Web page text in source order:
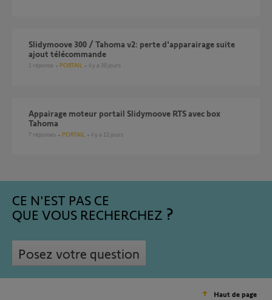
Slidymoove 300 / Tahoma v2: perte d'apparairage suite
ajout télécommande
1 réponse PORTAIL il y a 30 jours
Appairage moteur portail Slidymoove RTS avec box
Tahoma
7 réponses PORTAIL il y a 12 jours
CE N'EST PAS CE
QUE VOUS RECHERCHEZ
Posez votre question
Haut de page